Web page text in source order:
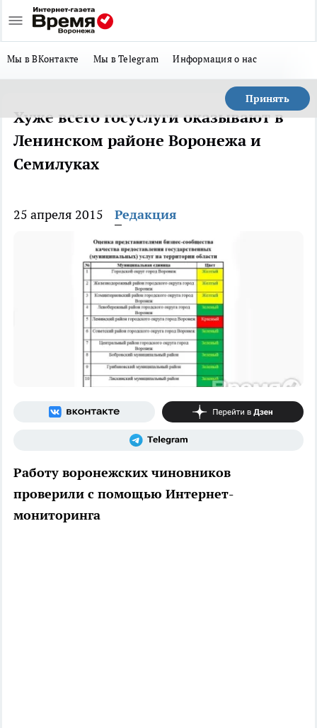
Мы в ВКонтакте Мы в Telegram Информация о нас
Принять
Хуже всего госуслуги оказывают в
Ленинском районе Воронежа и
Семилуках
25 апреля 2015 Редакция
Работу воронежских чиновников
проверили с помощью Интернет-
мониторинга